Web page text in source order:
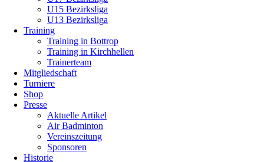
U15 Bezirksliga
U13 Bezirksliga
Training
Training in Bottrop
Training in Kirchhellen
Trainerteam
Mitgliedschaft
Turniere
Shop
Presse
Aktuelle Artikel
Air Badminton
Vereinszeitung
Sponsoren
Historie